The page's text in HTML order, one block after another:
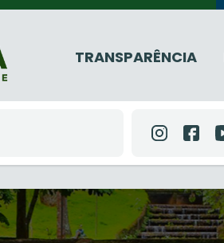
TRANSPARÊNCIA